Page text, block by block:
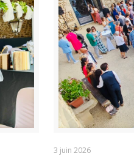
3 juin 2026